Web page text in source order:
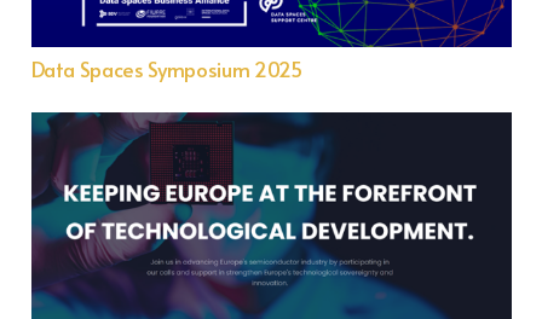
Data Spaces Symposium 2025